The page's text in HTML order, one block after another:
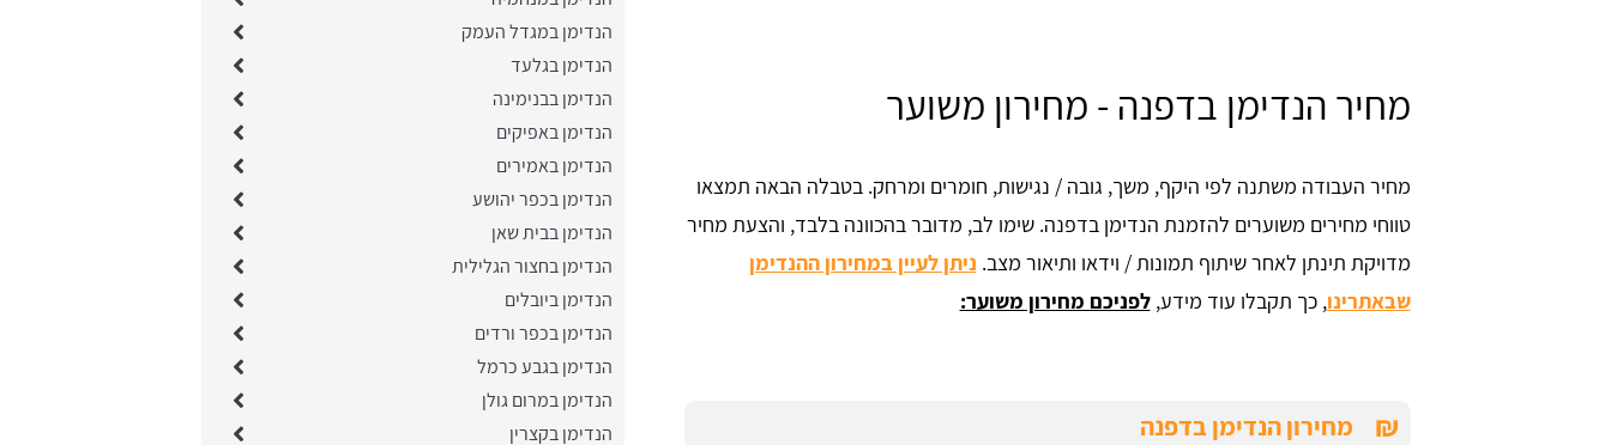
מחיר הנדימן בדפנה - מחירון משוער
מחיר העבודה משתנה לפי היקף, משך, גובה / נגישות, חומרים ומרחק. בטבלה הבאה תמצאו
טווחי מחירים משוערים להזמנת הנדימן בדפנה. שימו לב, מדובר בהכוונה בלבד, והצעת מחיר
מדויקת תינתן לאחר שיתוף תמונות / וידאו ותיאור מצב. ניתן לעיין במחירון ההנדימן
שבאתרינו, כך תקבלו עוד מידע,לפניכם מחירון משוער:
₪ מחירון הנדימן בדפנה
הנדימן במגדל העמק
הנדימן בגלעד
הנדימן בבנימינה
הנדימן באפיקים
הנדימן באמירים
הנדימן בכפר יהושע
הנדימן בבית שאן
הנדימן בחצור הגלילית
הנדימן ביובלים
הנדימן בכפר ורדים
הנדימן בגבע כרמל
הנדימן במרום גולן
הנדימן בקצרין